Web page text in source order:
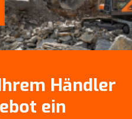
Händler
ein